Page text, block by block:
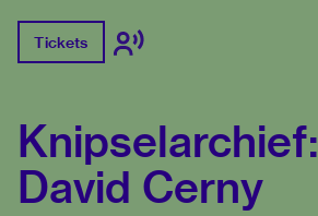
Tickets
Knipselarchief:
David Cerny